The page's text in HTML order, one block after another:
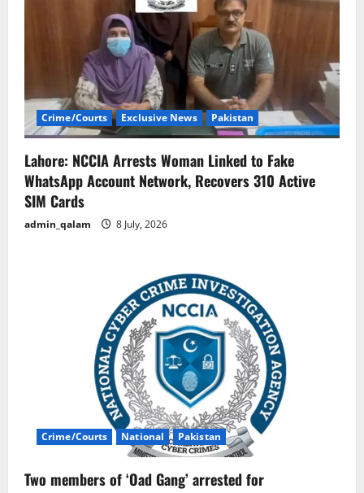
Crime/Courts Exclusive News Pakistan
Lahore: NCCIA Arrests Woman Linked to Fake
WhatsApp Account Network, Recovers 310 Active
SIM Cards
admin_qalam 8 July, 2026
Crime/Courts National Pakistan
Two members of ‘Oad Gang’ arrested for